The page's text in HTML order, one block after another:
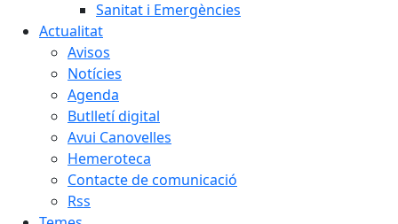
Sanitat i Emergències
Actualitat
Avisos
Notícies
Agenda
Butlletí digital
Avui Canovelles
Hemeroteca
Contacte de comunicació
Rss